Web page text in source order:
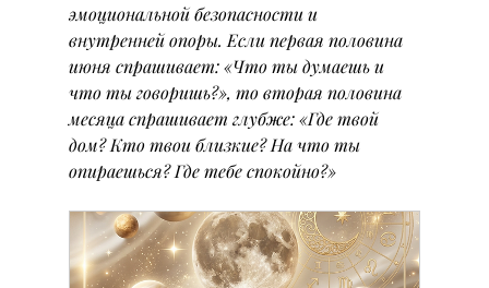
эмоциональной безопасности и
внутренней опоры. Если первая половина
июня спрашивает: «Что ты думаешь и
что ты говоришь?», то вторая половина
месяца спрашивает глубже: «Где твой
дом? Кто твои близкие? На что ты
опираешься? Где тебе спокойно?»